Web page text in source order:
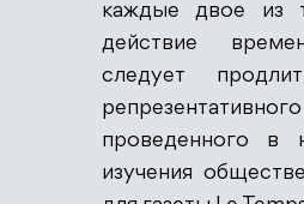
Антиспам от CleanTalk
каждые двое из
действие
следует
проведенного в
изучения